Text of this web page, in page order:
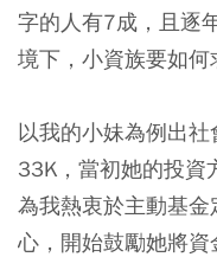
字的人有7成，且逐
境下，小資族要如何
以我的小妹為例出
33K，當初她的投資
為我熱衷於主動基
心，開始鼓勵她將資